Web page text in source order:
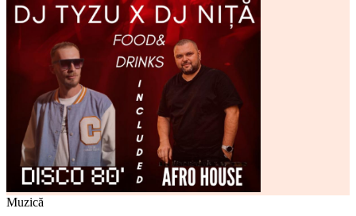
Muzică